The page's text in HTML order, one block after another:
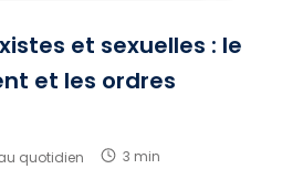
et sexuelles : le
et les ordres
quotidien 3 min